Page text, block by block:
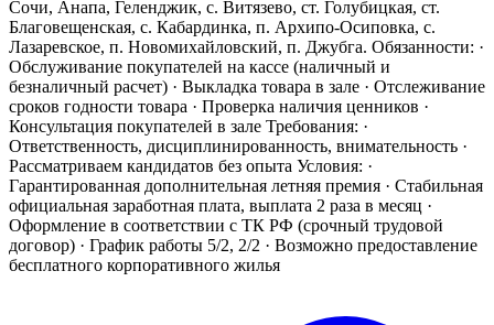
Сочи, Анапа, Геленджик, с. Витязево, ст. Голубицкая, ст.
Благовещенская, с. Кабардинка, п. Архипо-Осиповка, с.
Лазаревское, п. Новомихайловский, п. Джубга. Обязанности: ·
Обслуживание покупателей на кассе (наличный и
безналичный расчет) · Выкладка товара в зале · Отслеживание
сроков годности товара · Проверка наличия ценников ·
Консультация покупателей в зале Требования: ·
Ответственность, дисциплинированность, внимательность ·
Рассматриваем кандидатов без опыта Условия: ·
Гарантированная дополнительная летняя премия · Стабильная
официальная заработная плата, выплата 2 раза в месяц ·
Оформление в соответствии с ТК РФ (срочный трудовой
договор) · График работы 5/2, 2/2 · Возможно предоставление
бесплатного корпоративного жилья